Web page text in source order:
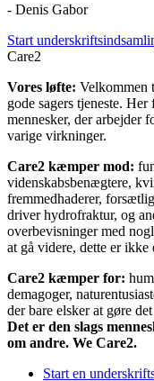
- Denis Gabor
Start
Care2
Vores løfte: Velkommen
gode sagers tjeneste.
mennesker, der arbejder
varige virkninger.
Care2 kæmper mod:
videnskabsbenægtere,
fremmedhaderer,
driver hydrofraktur, og
overbevisninger med
at gå videre, dette er ikke
Care2 kæmper for:
demagoger,
der bare elsker at gøre
Det er den slags
om andre. We Care2.
Start en